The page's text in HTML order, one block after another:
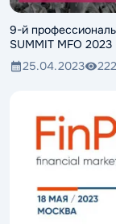
9-й
SUMMIT MFO 2023
25.04.2023